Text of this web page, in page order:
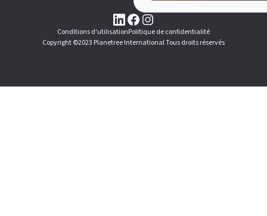
Conditions d'utilisationPolitique de confidentialité
Copyright ©2023 Planetree International Tous droits réservés